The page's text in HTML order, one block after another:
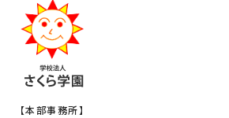
【本部事務所】